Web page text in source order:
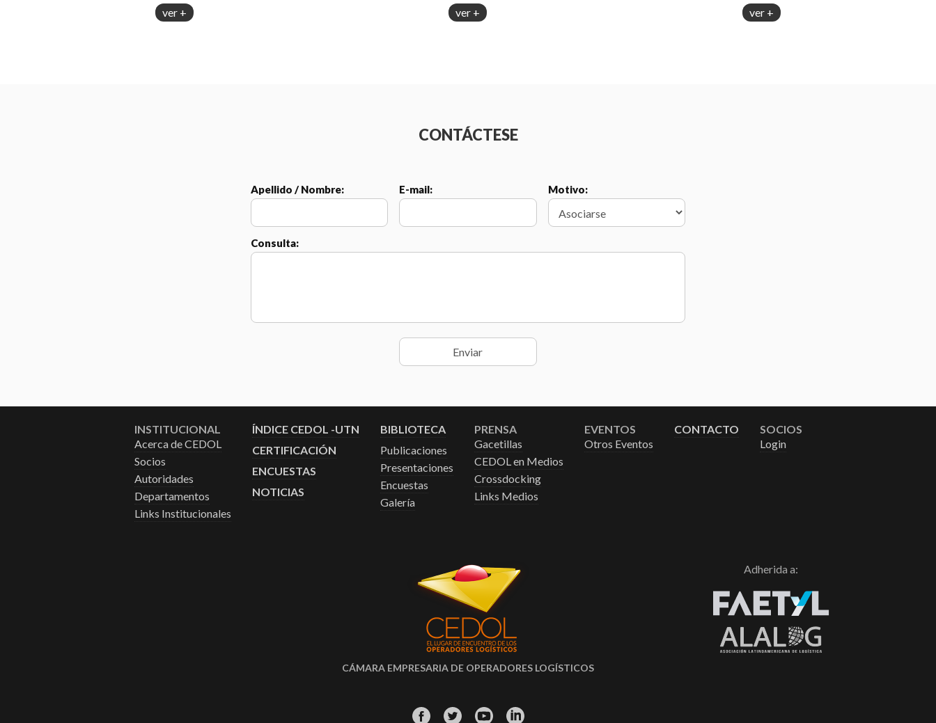
ver + ver + ver +
CONTÁCTESE
Apellido / Nombre: E-mail: Motivo:
Consulta:
INSTITUCIONAL
Acerca de CEDOL
Socios
Autoridades
Departamentos
Links Institucionales
ÍNDICE CEDOL -UTN
CERTIFICACIÓN
ENCUESTAS
NOTICIAS
BIBLIOTECA
Publicaciones
Presentaciones
Encuestas
Galería
PRENSA
Gacetillas
CEDOL en Medios
Crossdocking
Links Medios
EVENTOS
Otros Eventos
CONTACTO
SOCIOS
Login
CÁMARA EMPRESARIA DE OPERADORES LOGÍSTICOS
Adherida a: